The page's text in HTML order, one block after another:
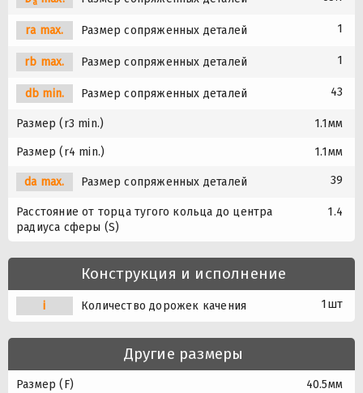
ra max. Размер сопряженных деталей 1
rb max. Размер сопряженных деталей 1
db min. Размер сопряженных деталей 43
Размер (r3 min.) 1.1мм
Размер (r4 min.) 1.1мм
da max. Размер сопряженных деталей 39
Расстояние от торца тугого кольца до центра
радиуса сферы (S)
1.4
Конструкция и исполнение
i Количество дорожек качения 1шт
Другие размеры
Размер (F) 40.5мм